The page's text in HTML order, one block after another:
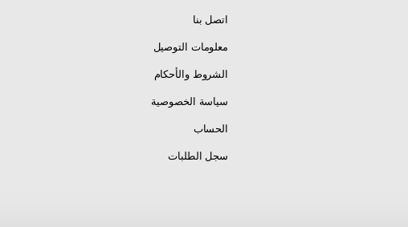
اتصل بنا
معلومات التوصيل
الشروط والأحكام
سياسة الخصوصية
الحساب
سجل الطلبات